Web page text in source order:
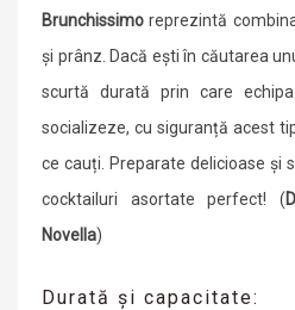
Brunchissimo reprezintă
și prânz. Dacă ești în căutarea
scurtă durată prin care
socializeze, cu siguranță acest
ce cauți. Preparate delicioase și
cocktailuri asortate perfect! (
Novella)
Durată și capacitate: